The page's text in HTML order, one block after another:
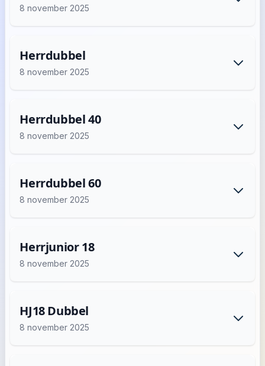
8 november 2025
Herrdubbel
8 november 2025
Herrdubbel 40
8 november 2025
Herrdubbel 60
8 november 2025
Herrjunior 18
8 november 2025
HJ18 Dubbel
8 november 2025